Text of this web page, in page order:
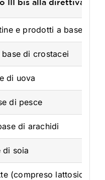
III bis alla direttiva
e prodotti a base di
di crostacei
di uova
di pesce
di arachidi
di soia
(compreso lattosio)